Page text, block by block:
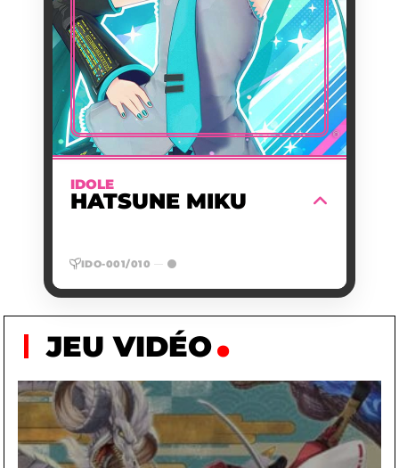
©
IDOLE
HATSUNE MIKU
IDO-001/010 —
DATE
D'APPARITION
2007/08/31
ACTIVITÉ
CHANTEUSE VIRTUELLE,
IDOLE POP ANDROÏDE
TAILLE
1,58 M
Idole virtuelle aux longues couettes
turquoise dont la voix synthétique et
l'énergie numérique captivent les scènes
du monde entier.
JEU VIDÉO